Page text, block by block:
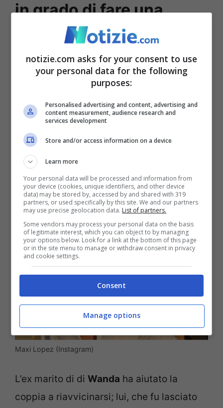
in grado di fare una
cosa: aiutare”
Ad oggi è impossibile stabilire come stiano
veramente le cose traWanda
visto che lo scenario cambia
repentinamente di giorno in giorno: alla
quiete si contrappone immediatamente la
tempesta, alle liti la riconciliazione. Se in
tutto questo caos c’è una persona che ha
sperato i due chiarissero è sicuramente la
meno ipotizzabile, ossiaMaxi Lopez.
Maxi Lopez (Instagram)
L’ex marito di di Wanda ha aiutato la
coppia a riavvicinarsi; lui, che fu lasciato
notizie.com asks for your consent to use
your personal data for the following
purposes:
Personalised advertising and content, advertising and
content measurement, audience research and
services development
Store and/or access information on a device
Learn more
Your personal data will be processed and information from
your device (cookies, unique identifiers, and other device
data) may be stored by, accessed by and shared with 319
partners, or used specifically by this site. We and our partners
may use precise geolocation data. List of partners.
Some vendors may process your personal data on the basis
of legitimate interest, which you can object to by managing
your options below. Look for a link at the bottom of this page
or in the site menu to manage or withdraw consent in privacy
and cookie settings.
Consent
Manage options